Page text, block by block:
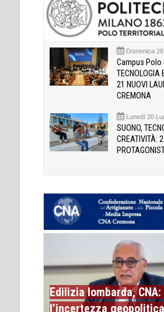
Domenica
Campus Polo
TECNOLOGIA
21 NUOVI
CREMONA
Lunedì 20
SUONO,
CREATIVITÀ:
Edilizia lombarda, CNA:
l’incertezza